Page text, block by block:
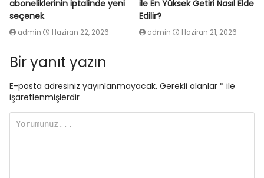
aboneliklerinin iptalinde yeni
seçenek
admin Haziran 22, 2026
ile En Yüksek Getiri Nasıl Elde
Edilir?
admin Haziran 21, 2026
Bir yanıt yazın
E-posta adresiniz yayınlanmayacak. Gerekli alanlar * ile
işaretlenmişlerdir